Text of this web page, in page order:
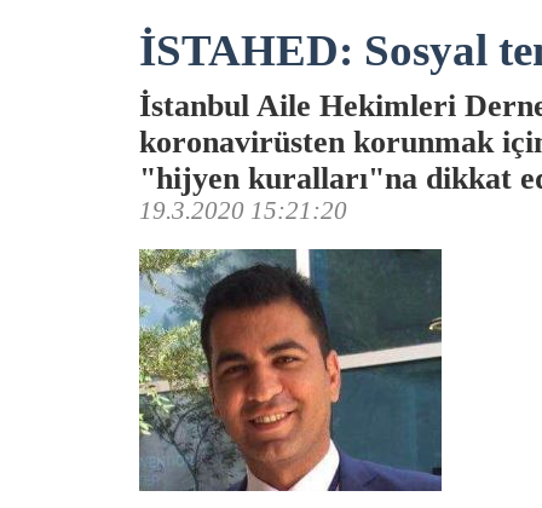
İSTAHED: Sosyal
İstanbul Aile Hekimleri
koronavirüsten korunmak
"hijyen kuralları"na dikkat
19.3.2020 15:21:20